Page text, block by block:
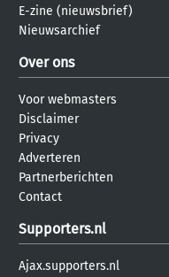
E-zine (nieuwsbrief)
Nieuwsarchief
Over ons
Voor webmasters
Disclaimer
Privacy
Adverteren
Partnerberichten
Contact
Supporters.nl
Ajax.supporters.nl